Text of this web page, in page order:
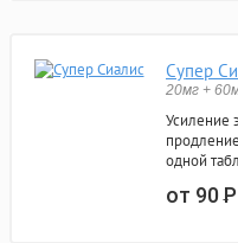
Супер
20мг +
Усиление
одной
от 90Р